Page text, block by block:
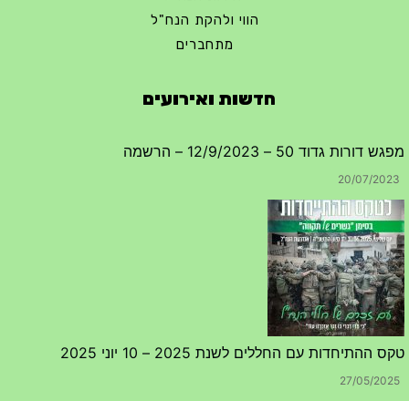
הווי ולהקת הנח"ל
מתחברים
חדשות ואירועים
מפגש דורות גדוד 50 – 12/9/2023 – הרשמה
20/07/2023
טקס ההתיחדות עם החללים לשנת 2025 – 10 יוני 2025
27/05/2025